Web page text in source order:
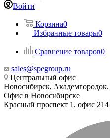
Войти
Корзина0
Избранные товары0
Сравнение товаров0
sales@spegroup.ru
Центральный офис
Новосибирск,
Офис в Новосибирске
Красный проспект 1, офис 214